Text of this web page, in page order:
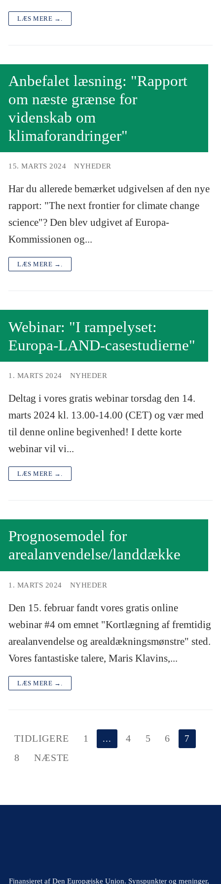
LÆS MERE →.
Anbefalet læsning: "Rapport
om næste grænse for
videnskab om
klimaforandringer"
15. MARTS 2024 NYHEDER
Har du allerede bemærket udgivelsen af den nye
rapport: "The next frontier for climate change
science"? Den blev udgivet af Europa-
Kommissionen og...
LÆS MERE →.
Webinar: "I rampelyset:
Europa-LAND-casestudierne"
1. MARTS 2024 NYHEDER
Deltag i vores gratis webinar torsdag den 14.
marts 2024 kl. 13.00-14.00 (CET) og vær med
til denne online begivenhed! I dette korte
webinar vil vi...
LÆS MERE →.
Prognosemodel for
arealanvendelse/landdække
1. MARTS 2024 NYHEDER
Den 15. februar fandt vores gratis online
webinar #4 om emnet "Kortlægning af fremtidig
arealanvendelse og arealdækningsmønstre" sted.
Vores fantastiske talere, Maris Klavins,...
LÆS MERE →.
Indlægsinddeling
TIDLIGERE 1 ... 4 5 6
7
8
NÆSTE
Finansieret af Den Europæiske Union. Synspunkter og meninger,